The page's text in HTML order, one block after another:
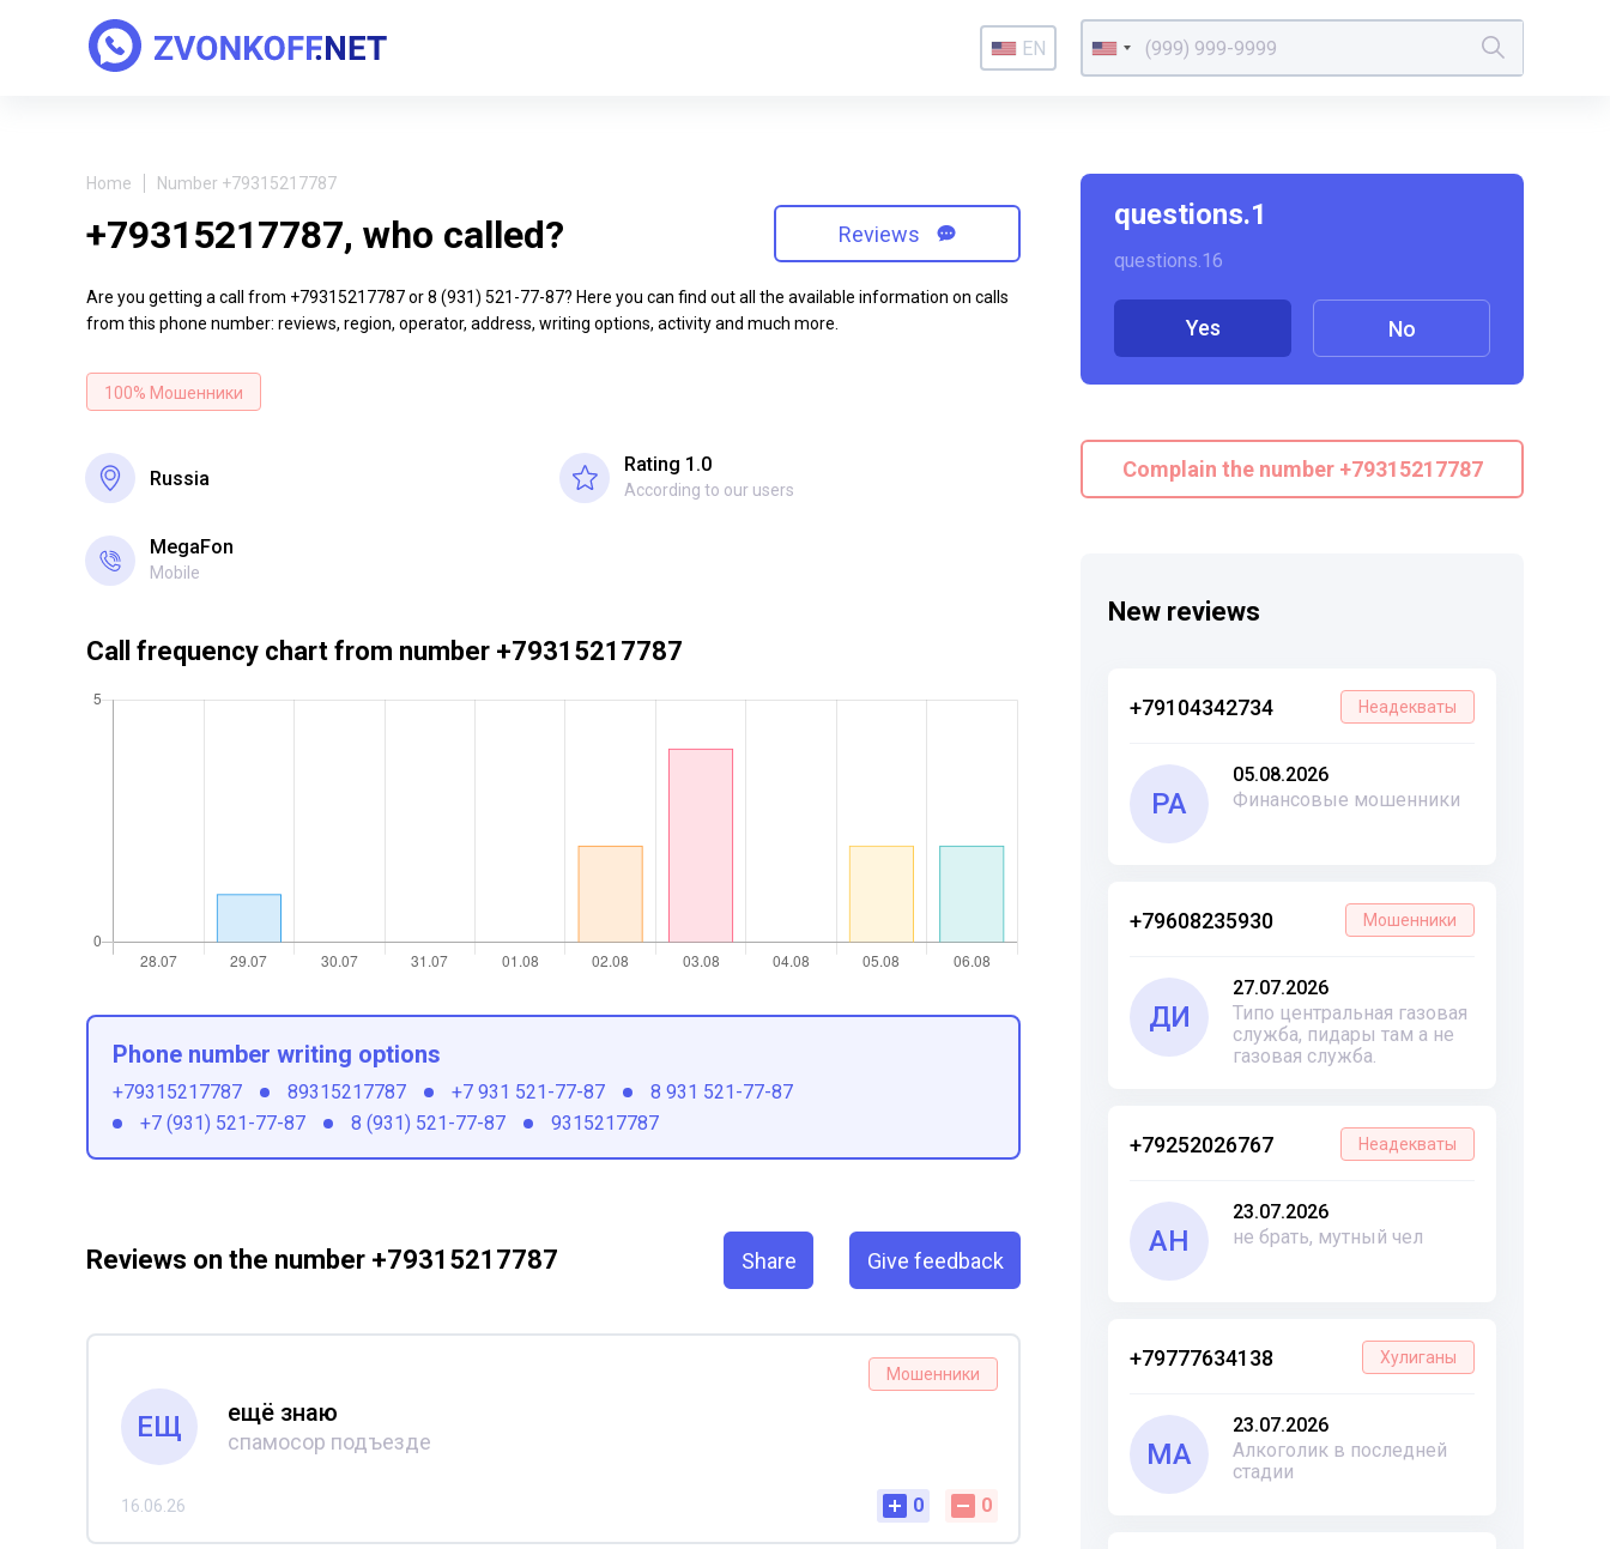
EN
Home Number +79315217787
+79315217787, who called? Reviews
Are you getting a call from +79315217787 or 8 (931) 521-77-87? Here you can find out all the available information on calls
from this phone number: reviews, region, operator, address, writing options, activity and much more.
100% Мошенники
Russia
Rating 1.0
According to our users
MegaFon
Mobile
questions.1
questions.16
Yes No
Complain the number +79315217787
New reviews
+79104342734 Неадекваты
РА
05.08.2026
Финансовые мошенники
+79608235930 Мошенники
ДИ
27.07.2026
Типо центральная газовая
служба, пидары там а не
газовая служба.
+79252026767 Неадекваты
АН
23.07.2026
не брать, мутный чел
+79777634138 Хулиганы
МА
23.07.2026
Алкоголик в последней
стадии
Call frequency chart from number +79315217787
Phone number writing options
+79315217787 89315217787 +7 931 521-77-87
8 931 521-77-87
+7 (931) 521-77-87
8 (931) 521-77-87 9315217787
Reviews on the number +79315217787 Share Give feedback
Мошенники
ЕЩ ещё знаю
спамосор подъезде
16.06.26 0 0